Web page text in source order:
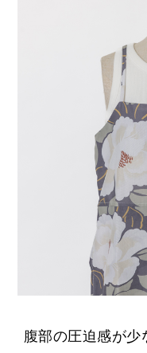
腹部の圧迫感が少